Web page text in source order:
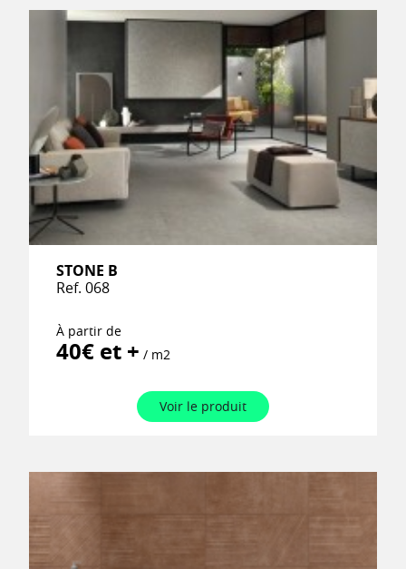
STONE B
Ref. 068
À partir de
40€ et + / m2
Voir le produit